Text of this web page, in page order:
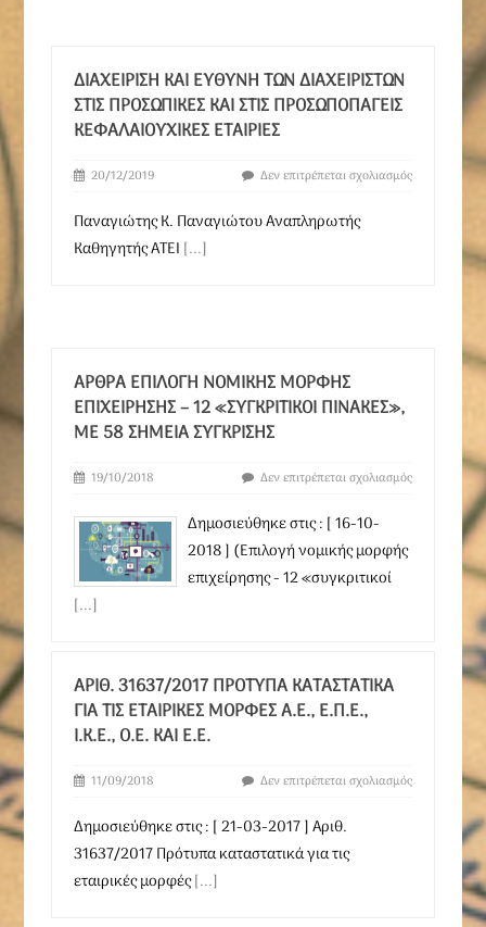
ΔΙΑΧΕΊΡΙΣΗ ΚΑΙ ΕΥΘΎΝΗ ΤΩΝ ΔΙΑΧΕΙΡΙΣΤΏΝ
ΣΤΙΣ ΠΡΟΣΩΠΙΚΈΣ ΚΑΙ ΣΤΙΣ ΠΡΟΣΩΠΟΠΑΓΕΊΣ
ΚΕΦΑΛΑΙΟΥΧΙΚΈΣ ΕΤΑΙΡΊΕΣ
20/12/2019 Δεν επιτρέπεται σχολιασμός
Παναγιώτης Κ. Παναγιώτου Αναπληρωτής
Καθηγητής ΑΤΕΙ [...]
ΆΡΘΡΑ ΕΠΙΛΟΓΉ ΝΟΜΙΚΉΣ ΜΟΡΦΉΣ
ΕΠΙΧΕΊΡΗΣΗΣ – 12 «ΣΥΓΚΡΙΤΙΚΟΊ ΠΊΝΑΚΕΣ»,
ΜΕ 58 ΣΗΜΕΊΑ ΣΎΓΚΡΙΣΗΣ
19/10/2018 Δεν επιτρέπεται σχολιασμός
Δημοσιεύθηκε στις : [ 16-10-
2018 ] (Επιλογή νομικής μορφής
επιχείρησης - 12 «συγκριτικοί
[...]
ΑΡΙΘ. 31637/2017 ΠΡΌΤΥΠΑ ΚΑΤΑΣΤΑΤΙΚΆ
ΓΙΑ ΤΙΣ ΕΤΑΙΡΙΚΈΣ ΜΟΡΦΈΣ Α.Ε., Ε.Π.Ε.,
Ι.Κ.Ε., Ο.Ε. ΚΑΙ Ε.Ε.
11/09/2018 Δεν επιτρέπεται σχολιασμός
Δημοσιεύθηκε στις : [ 21-03-2017 ] Αριθ.
31637/2017 Πρότυπα καταστατικά για τις
εταιρικές μορφές[...]